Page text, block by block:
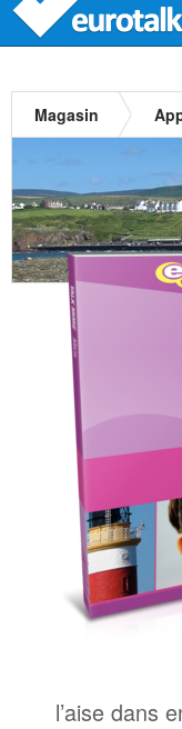
Magasin
l’aise dans